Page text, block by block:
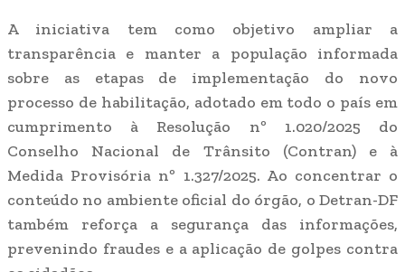
A iniciativa tem como objetivo ampliar a
transparência e manter a população informada
sobre as etapas de implementação do novo
processo de habilitação, adotado em todo o país em
cumprimento à Resolução nº 1.020/2025 do
Conselho Nacional de Trânsito (Contran) e à
Medida Provisória nº 1.327/2025. Ao concentrar o
conteúdo no ambiente oficial do órgão, o Detran-DF
também reforça a segurança das informações,
prevenindo fraudes e a aplicação de golpes contra